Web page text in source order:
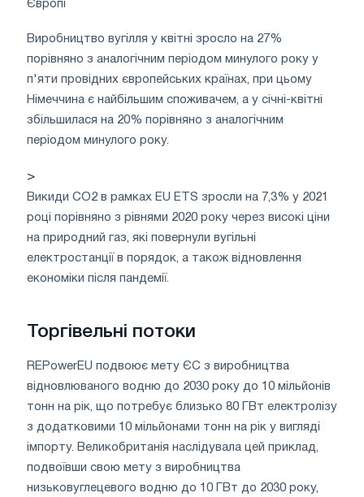
Європі
Виробництво вугілля у квітні зросло на 27%
порівняно з аналогічним періодом минулого року у
п'яти провідних європейських країнах, при цьому
Німеччина є найбільшим споживачем, а у січні-квітні
збільшилася на 20% порівняно з аналогічним
періодом минулого року.
>
Викиди CO2 в рамках EU ETS зросли на 7,3% у 2021
році порівняно з рівнями 2020 року через високі ціни
на природний газ, які повернули вугільні
електростанції в порядок, а також відновлення
економіки після пандемії.
Торгівельні потоки
REPowerEU подвоює мету ЄС з виробництва
відновлюваного водню до 2030 року до 10 мільйонів
тонн на рік, що потребує близько 80 ГВт електролізу
з додатковими 10 мільйонами тонн на рік у вигляді
імпорту. Великобританія наслідувала цей приклад,
подвоївши свою мету з виробництва
низьковуглецевого водню до 10 ГВт до 2030 року,